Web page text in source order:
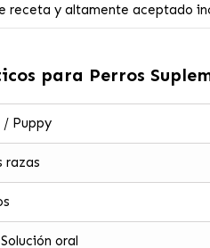
receta y altamente aceptado
para Perros
/ Puppy
razas
oral